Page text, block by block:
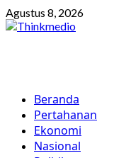
Skip
to
Agustus 8, 2026
Primary
Menu
Beranda
Pertahanan
Ekonomi
Nasional